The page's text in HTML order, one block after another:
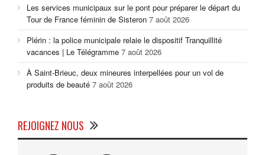
Les services municipaux sur le pont pour préparer le départ du
Tour de France féminin de Sisteron 7 août 2026
Plérin : la police municipale relaie le dispositif Tranquillité
vacances | Le Télégramme 7 août 2026
À Saint-Brieuc, deux mineures interpellées pour un vol de
produits de beauté 7 août 2026
REJOIGNEZ NOUS